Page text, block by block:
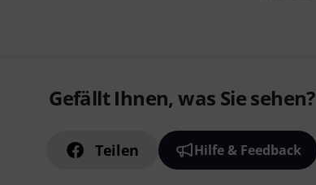
Gefällt Ihnen, was Sie sehen?
Teilen Hilfe & Feedback